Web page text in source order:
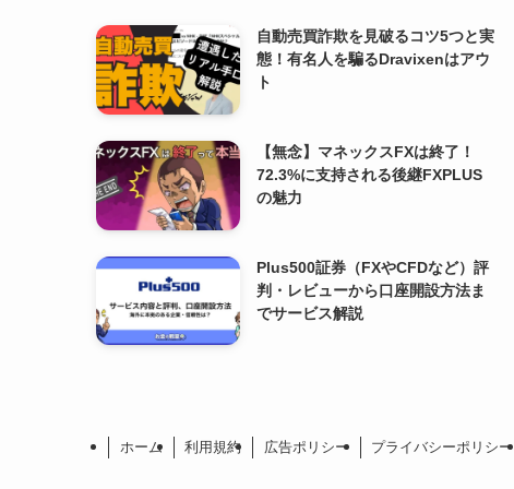
自動売買詐欺を見破るコツ5つと実
態！有名人を騙るDravixenはアウ
ト
【無念】マネックスFXは終了！
72.3%に支持される後継FXPLUS
の魅力
Plus500証券（FXやCFDなど）評
判・レビューから口座開設方法ま
でサービス解説
ホーム 利用規約 広告ポリシー プライバシーポリシー